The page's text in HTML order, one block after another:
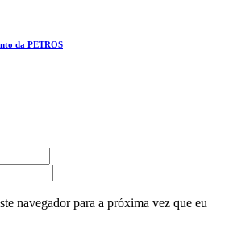
da PETROS
navegador para a próxima vez que eu